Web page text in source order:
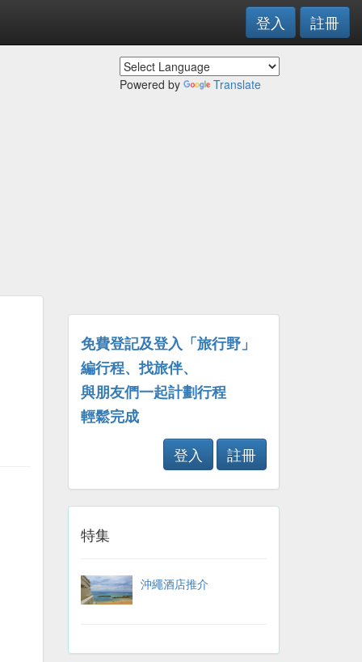
登入 註冊
Powered by Translate
免費登記及登入「旅行野」
編行程、找旅伴、
與朋友們一起計劃行程
輕鬆完成
登入
註冊
特集
沖繩酒店推介